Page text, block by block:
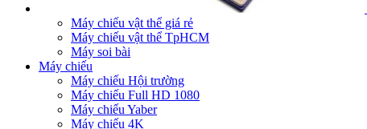
Máy chiếu vật thể giá rẻ
Máy chiếu vật thể TpHCM
Máy soi bài
Máy chiếu
Máy chiếu Hội trường
Máy chiếu Full HD 1080
Máy chiếu Yaber
Máy chiếu 4K